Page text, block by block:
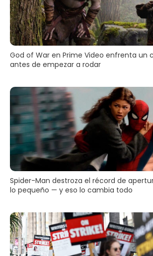
God of War en Prime Video enfrenta un
antes de empezar a rodar
Spider-Man destroza el récord de
lo pequeño — y eso lo cambia todo